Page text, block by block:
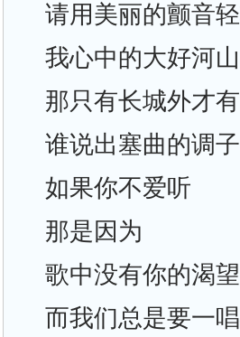
请用美丽的颤音
我心中的大好河山
那只有长城外才
谁说出塞曲的调
如果你不爱听
那是因为
歌中没有你的渴望
而我们总是要一